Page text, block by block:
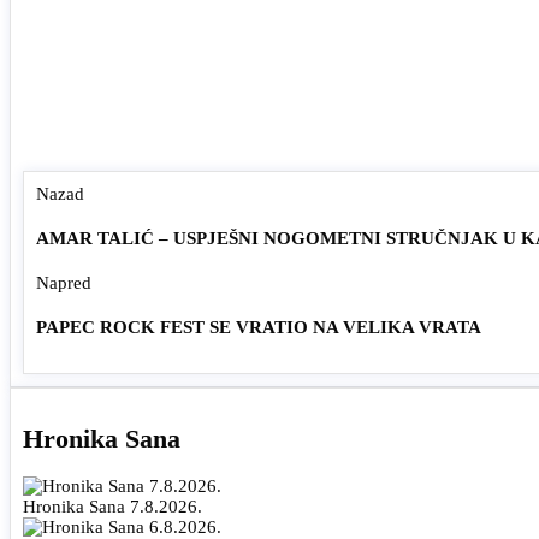
Nazad
AMAR TALIĆ – USPJEŠNI NOGOMETNI STRUČNJAK U
Napred
PAPEC ROCK FEST SE VRATIO NA VELIKA VRATA
Hronika Sana
Hronika Sana 7.8.2026.